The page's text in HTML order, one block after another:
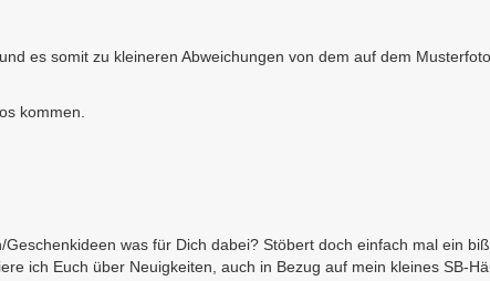
es somit zu kleineren Abweichungen von dem auf dem
kommen.
was für Dich dabei? Stöbert doch einfach mal ein
ich Euch über Neuigkeiten, auch in Bezug auf mein kleines SB-